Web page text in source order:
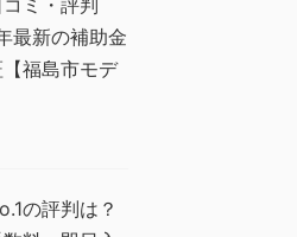
ミ・評判
最新の補助金
福島市モデ
の評判は？